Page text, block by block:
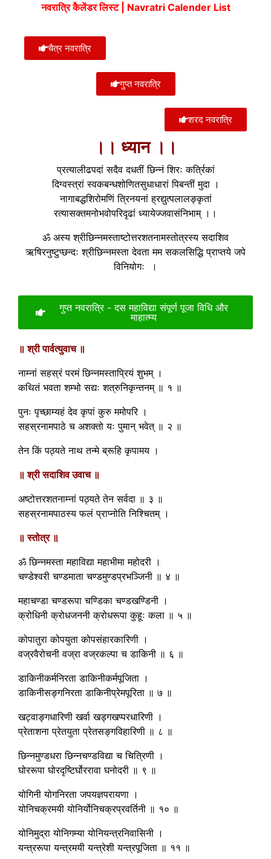
नवरात्रि कैेलेंडर लिस्ट | Navratri Calender List
चैत्र नवरात्रि
गुप्त नवरात्रि
शरद नवरात्रि
।। ध्यान ।।
प्रत्यालीढपदां सदैव दधतीं छिन्नं शिरः कर्त्रिकां
दिग्वस्त्रां स्वकबन्धशोणितसुधाधारां पिबन्तीं मुदा ।
नागाबद्धशिरोमणिं त्रिनयनां ह्रद्युत्पलालङ्कृतां
रत्यासक्तमनोभवोपरिदृढां ध्यायेज्जवासंनिभाम् ।।
ॐ अस्य श्रीछिन्नमस्ताष्टोत्तरशतनामस्तोत्रस्य सदाशिव
ऋषिरनुष्टुप्छन्दः श्रीछिन्नमस्ता देवता मम सकलसिद्धि प्राप्तये जपे
विनियोगः ।
गुप्त नवरात्रि - दस महाविद्या संपूर्ण पूजा विधि और
माहात्म्य
॥ श्री पार्वत्युवाच ॥
नाम्नां सहस्रं परमं छिन्नमस्ताप्रियं शुभम् ।
कथितं भवता शम्भो सद्यः शत्रुनिकृन्तनम् ॥ १ ॥
पुनः पृच्छाम्यहं देव कृपां कुरु ममोपरि ।
सहस्रनामपाठे च अशक्तो यः पुमान् भवेत् ॥ २ ॥
तेन किं पठ्यते नाथ तन्मे ब्रूहि कृपामय ।
॥ श्री सदाशिव उवाच ॥
अष्टोत्तरशतनाम्नां पठ्यते तेन सर्वदा ॥ ३ ॥
सहस्रनामपाठस्य फलं प्राप्नोति निश्चितम् ।
॥ स्तोत्र ॥
ॐ छिन्नमस्ता महाविद्या महाभीमा महोदरी ।
चण्डेश्वरी चण्डमाता चण्डमुण्डप्रभञ्जिनी ॥ ४ ॥
महाचण्डा चण्डरूपा चण्डिका चण्डखण्डिनी ।
क्रोधिनी क्रोधजननी क्रोधरूपा कुहूः कला ॥ ५ ॥
कोपातुरा कोपयुता कोपसंहारकारिणी ।
वज्रवैरोचनी वज्रा वज्रकल्पा च डाकिनी ॥ ६ ॥
डाकिनीकर्मनिरता डाकिनीकर्मपूजिता ।
डाकिनीसङ्गनिरता डाकिनीप्रेमपूरिता ॥ ७ ॥
खट्वाङ्गधारिणी खर्वा खड्गखप्परधारिणी ।
प्रेताशना प्रेतयुता प्रेतसङ्गविहारिणी ॥ ८ ॥
छिन्नमुण्डधरा छिन्नचण्डविद्या च चित्रिणी ।
घोररूपा घोरदृष्टिर्घोररावा घनोदरी ॥ ९ ॥
योगिनी योगनिरता जपयज्ञपरायणा ।
योनिचक्रमयी योनिर्योनिचक्रप्रवर्तिनी ॥ १० ॥
योनिमुद्रा योनिगम्या योनियन्त्रनिवासिनी ।
यन्त्ररूपा यन्त्रमयी यन्त्रेशी यन्त्रपूजिता ॥ ११ ॥